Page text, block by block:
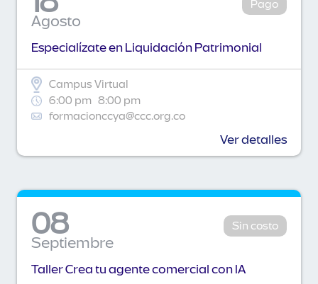
Agosto
Pago
Especialízate en Liquidación Patrimonial
Campus Virtual
6:00 pm 8:00 pm
formacionccya@ccc.org.co
Ver detalles
08
Septiembre
Sin costo
Taller Crea tu agente comercial con IA